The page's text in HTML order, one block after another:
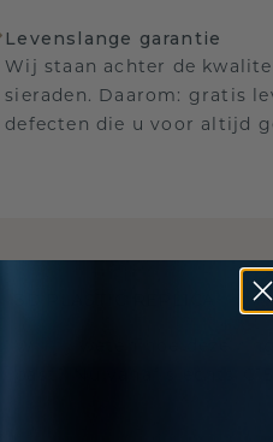
Levenslange garantie
Wij staan achter de
sieraden. Daarom: gratis
defecten die u voor altijd
Wil jij weten hoe deze